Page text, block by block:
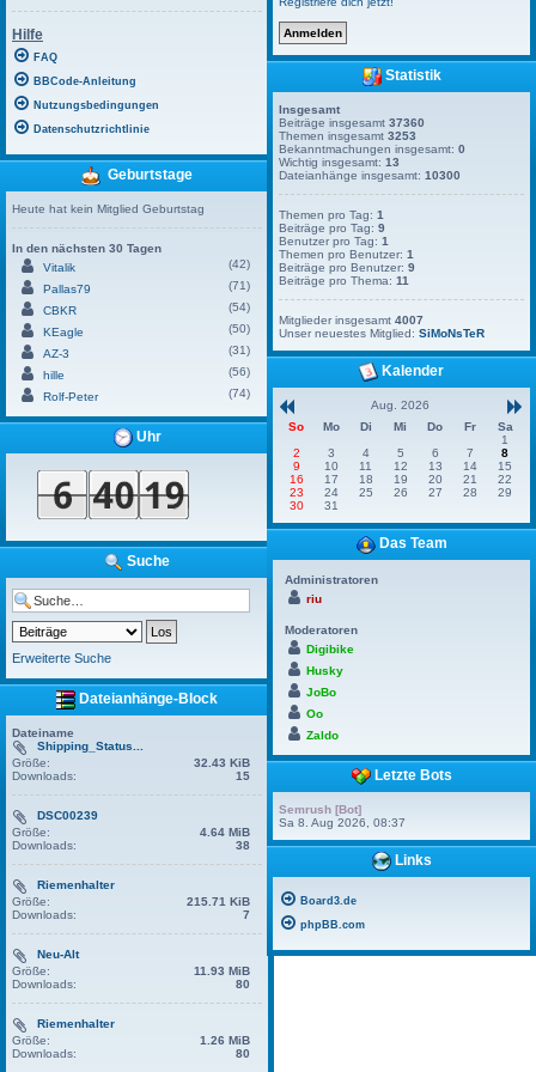
Hilfe
FAQ
BBCode-Anleitung
Nutzungsbedingungen
Datenschutzrichtlinie
Geburtstage
Heute hat kein Mitglied Geburtstag
In den nächsten 30 Tagen
Vitalik
(42)
Pallas79
(71)
CBKR
(54)
KEagle
(50)
AZ-3
(31)
hille
(56)
Rolf-Peter
(74)
Uhr
Suche
Erweiterte Suche
Dateianhänge-Block
Dateiname
Shipping_Status...
Größe:
32.43 KiB
Downloads:
15
DSC00239
Größe:
4.64 MiB
Downloads:
38
Riemenhalter
Größe:
215.71 KiB
Downloads:
7
Neu-Alt
Größe:
11.93 MiB
Downloads:
80
Riemenhalter
Größe:
1.26 MiB
Downloads:
80
Statistik
Insgesamt
Beiträge insgesamt37360
Themen insgesamt3253
Bekanntmachungen insgesamt:0
Wichtig insgesamt:13
Dateianhänge insgesamt:10300
Themen pro Tag:1
Beiträge pro Tag:9
Benutzer pro Tag:1
Themen pro Benutzer:1
Beiträge pro Benutzer:9
Beiträge pro Thema:11
Mitglieder insgesamt4007
Unser neuestes Mitglied:SiMoNsTeR
Kalender
Aug. 2026
So
Mo Di Mi Do Fr
Sa
1
2
3 4 5 6 7
8
9
10 11 12 13 14
15
16
17 18 19 20 21
22
23
24 25 26 27 28
29
30
31
Das Team
Administratoren
riu
Moderatoren
Digibike
Husky
JoBo
Oo
Zaldo
Letzte Bots
Semrush [Bot]
Sa 8. Aug 2026, 08:37
Links
Board3.de
phpBB.com